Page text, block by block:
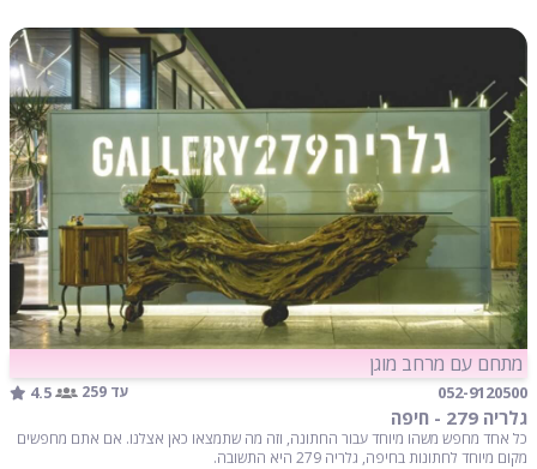
מתחם עם מרחב מוגן
052-9120500 עד 259 4.5
גלריה 279 - חיפה
כל אחד מחפש משהו מיוחד עבור החתונה, וזה מה שתמצאו כאן אצלנו. אם אתם מחפשים
מקום מיוחד לחתונות בחיפה, גלריה 279 היא התשובה.